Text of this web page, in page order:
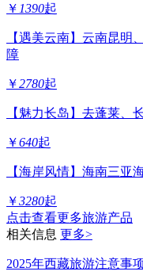
￥ 1390起
【遇美云南】云南昆明
障
￥2780起
【魅力长岛】去蓬莱、
￥640起
【海岸风情】海南三亚
￥3280起
点击查看更多旅游产品
相关信息 更多>
2025年西藏旅游注意事